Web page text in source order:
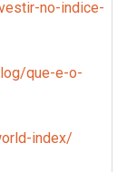
no-indice-
que-e-o-
index/